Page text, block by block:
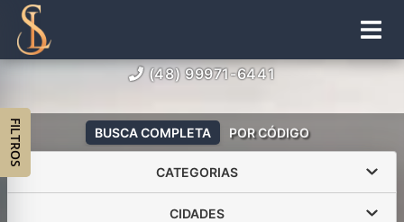
(48) 99971-6441
BUSCA COMPLETA POR CÓDIGO
CATEGORIAS
CIDADES
FILTROS